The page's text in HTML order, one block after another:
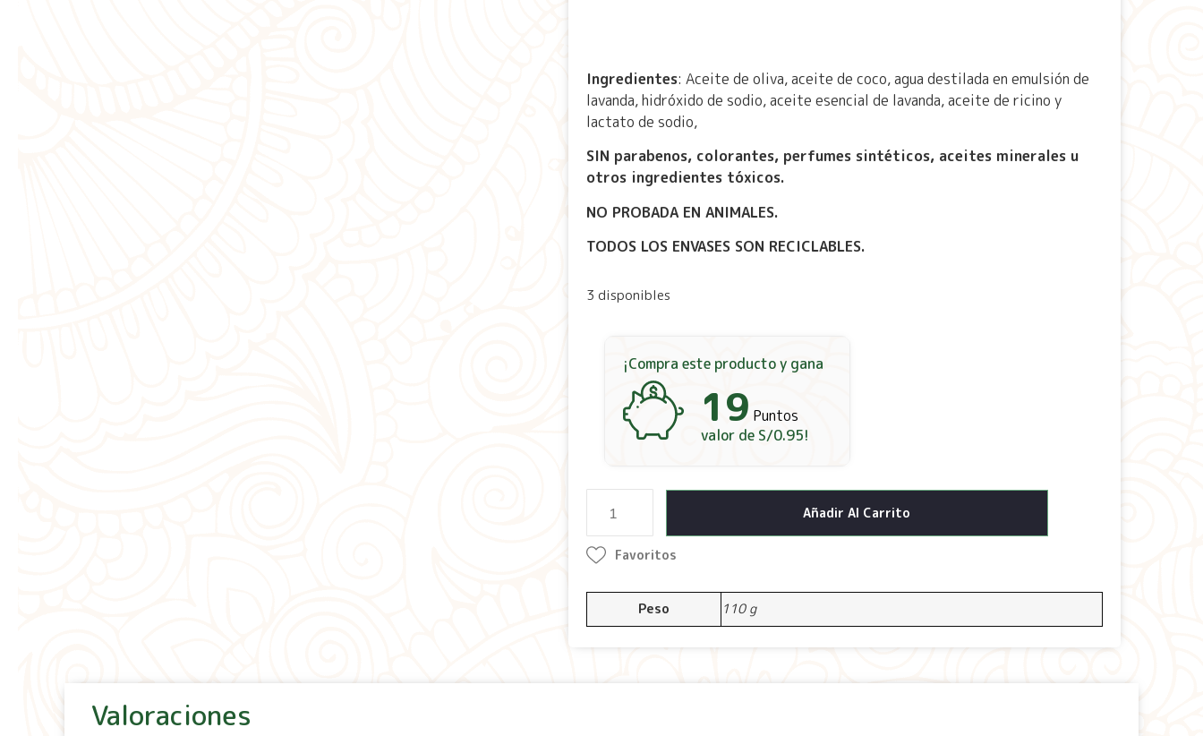
Ingredientes: Aceite de oliva, aceite de coco, agua destilada en emulsión de
lavanda, hidróxido de sodio, aceite esencial de lavanda, aceite de ricino y
lactato de sodio,
SIN parabenos, colorantes, perfumes sintéticos, aceites minerales u
otros ingredientes tóxicos.
NO PROBADA EN ANIMALES.
TODOS LOS ENVASES SON RECICLABLES.
3 disponibles
¡Compra este producto y gana
19 Puntos
valor de S/0.95!
Añadir Al Carrito
Favoritos
Peso 110 g
Valoraciones